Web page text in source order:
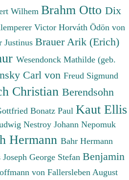
Wilhem Brahm Otto Dix
Victor Horváth Ödön von
Justinus Brauer Arik (Erich)
Wesendonck Mathilde (geb.
Carl von Freud Sigmund
Christian Berendsohn
Bonatz Paul Kaut Ellis
Nestroy Johann Nepomuk
Hermann Bahr Hermann
George Stefan Benjamin
von Fallersleben August